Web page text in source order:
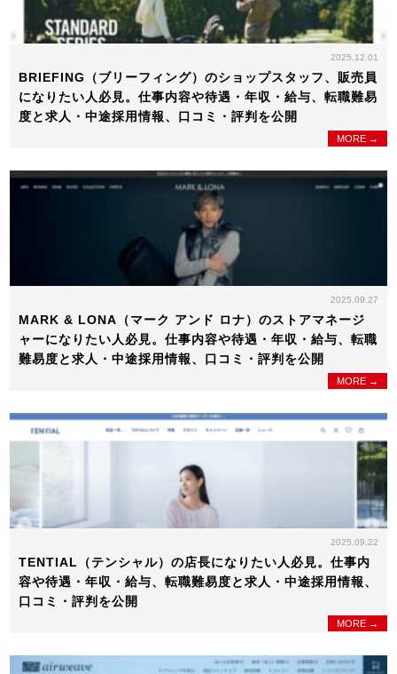
2025.12.01
BRIEFING（ブリーフィング）のショップスタッフ、販売員
になりたい人必見。仕事内容や待遇・年収・給与、転職難易
度と求人・中途採用情報、口コミ・評判を公開
MORE →
2025.09.27
MARK & LONA（マーク アンド ロナ）のストアマネージ
ャーになりたい人必見。仕事内容や待遇・年収・給与、転職
難易度と求人・中途採用情報、口コミ・評判を公開
MORE →
2025.09.22
TENTIAL（テンシャル）の店長になりたい人必見。仕事内
容や待遇・年収・給与、転職難易度と求人・中途採用情報、
口コミ・評判を公開
MORE →